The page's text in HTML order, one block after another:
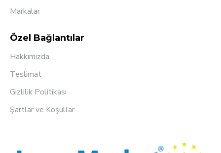
Markalar
Özel Bağlantılar
Hakkımızda
Teslimat
Gizlilik Politikası
Şartlar ve Koşullar